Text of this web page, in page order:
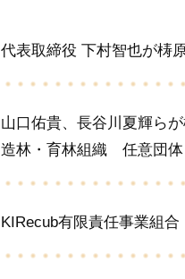
代表取締役 下村智也が梼
山口佑貴、長谷川夏輝ら
造林・育林組織 任意団
KIRecub有限責任事業組